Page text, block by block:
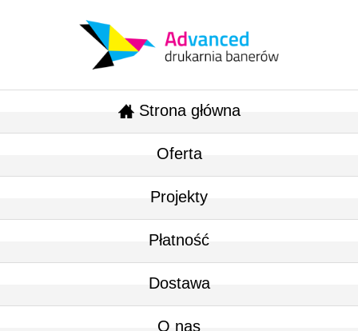
Strona główna
Oferta
Projekty
Płatność
Dostawa
O nas